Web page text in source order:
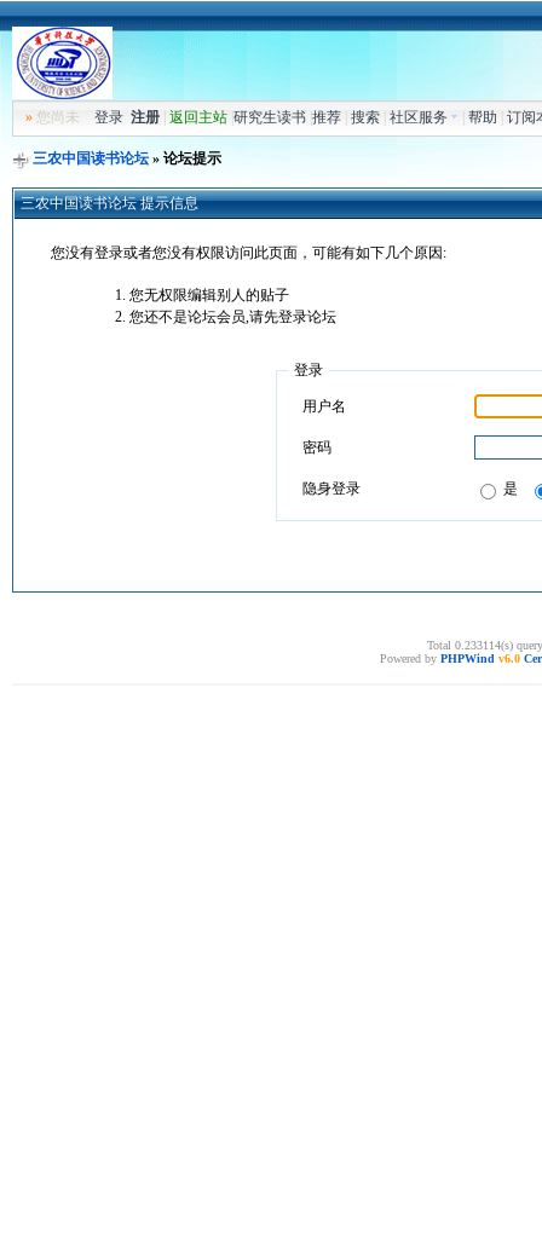
»您尚未 登录 注册| 返回主站| 研究生读书| 推荐| 搜索| 社区服务 帮助 订阅
三农中国读书论坛» 论坛提示
三农中国读书论坛 提示信息
您没有登录或者您没有权限访问此页面，可能有如下几个原因:
您无权限编辑别人的贴子
您还不是论坛会员,请先登录论坛
登录
用户名
密码
隐身登录 是
Total 0.233114(s)
Powered by PHPWind v6.0